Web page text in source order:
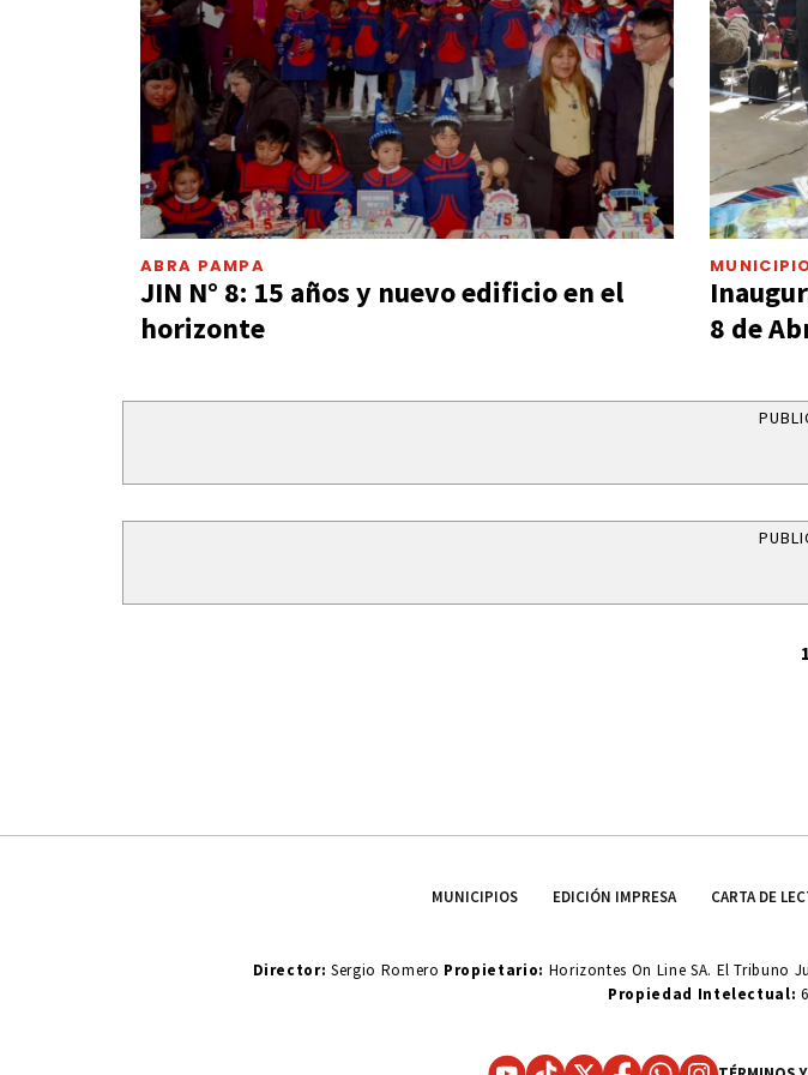
ABRA PAMPA
JIN N° 8: 15 años y nuevo edificio en el
horizonte
8 de
1
MUNICIPIOS EDICIÓN IMPRESA CARTA DE
Director: Sergio Romero Propietario: Horizontes On Line SA. El Tribuno
Propiedad Intelectual: